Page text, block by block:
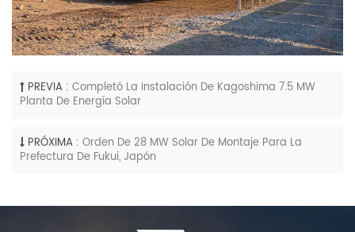
PREVIA : Completó La Instalación De Kagoshima 7.5 MW
Planta De Energía Solar
PRÓXIMA : Orden De 28 MW Solar De Montaje Para La
Prefectura De Fukui, Japón